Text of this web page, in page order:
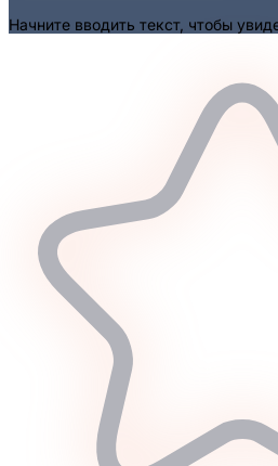
Начните вводить текст, чтобы